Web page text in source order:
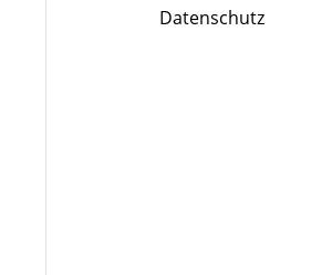
Datenschutz